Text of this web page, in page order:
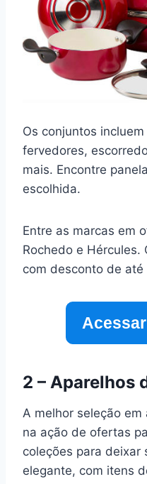
Os conjuntos
fervedores,
mais. Encontre
escolhida.
Entre as marcas em
Rochedo e Hércules.
com desconto de até
2 – Aparelhos
A melhor seleção
na ação de ofertas
coleções para deixar
elegante, com itens